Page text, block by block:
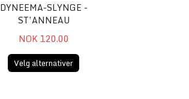
DYNEEMA-SLYNGE -
ST’ANNEAU
NOK 120.00
Velg alternativer